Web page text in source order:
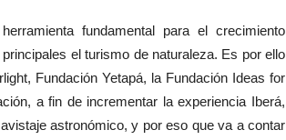
fundamental para el crecimiento
el turismo de naturaleza. Es por ello
Fundación Yetapá, la Fundación Ideas for
a fin de incrementar la experiencia Iberá,
astronómico, y por eso que va a contar